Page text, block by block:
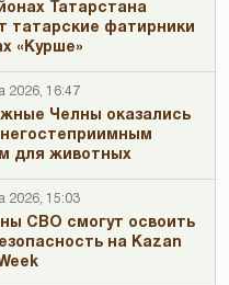
Татарстана
татарские фатирники
«Курше»
2026, 16:47
Челны оказались
для животных
2026, 15:03
СВО смогут освоить
на Kazan